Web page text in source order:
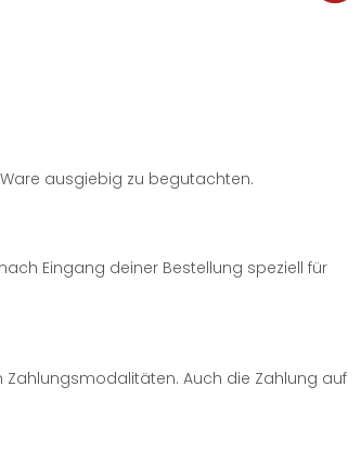
ausgiebig zu begutachten.
Eingang deiner Bestellung speziell für
Auch die Zahlung auf